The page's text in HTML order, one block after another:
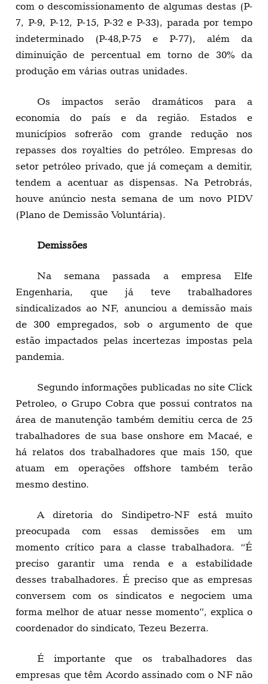
com o descomissionamento de algumas destas (P-
7, P-9, P-12, P-15, P-32 e P-33), parada por tempo
indeterminado (P-48,P-75 e P-77), além da
diminuição de percentual em torno de 30% da
produção em várias outras unidades.
Os impactos serão dramáticos para a
economia do país e da região. Estados e
municípios sofrerão com grande redução nos
repasses dos royalties do petróleo. Empresas do
setor petróleo privado, que já começam a demitir,
tendem a acentuar as dispensas. Na Petrobrás,
houve anúncio nesta semana de um novo PIDV
(Plano de Demissão Voluntária).
Demissões
Na semana passada a empresa Elfe
Engenharia, que já teve trabalhadores
sindicalizados ao NF, anunciou a demissão mais
de 300 empregados, sob o argumento de que
estão impactados pelas incertezas impostas pela
pandemia.
Segundo informações publicadas no site Click
Petroleo, o Grupo Cobra que possui contratos na
área de manutenção também demitiu cerca de 25
trabalhadores de sua base onshore em Macaé, e
há relatos dos trabalhadores que mais 150, que
atuam em operações offshore também terão
mesmo destino.
A diretoria do Sindipetro-NF está muito
preocupada com essas demissões em um
momento crítico para a classe trabalhadora. “É
preciso garantir uma renda e a estabilidade
desses trabalhadores. É preciso que as empresas
conversem com os sindicatos e negociem uma
forma melhor de atuar nesse momento”, explica o
coordenador do sindicato, Tezeu Bezerra.
É importante que os trabalhadores das
empresas que têm Acordo assinado com o NF não